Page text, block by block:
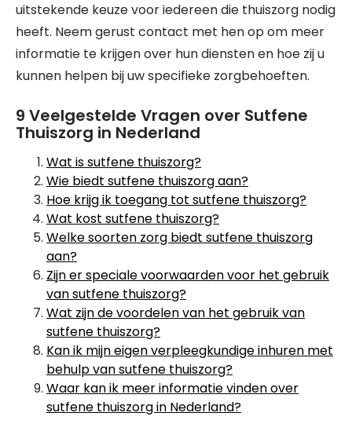
uitstekende keuze voor iedereen die thuiszorg nodig
heeft. Neem gerust contact met hen op om meer
informatie te krijgen over hun diensten en hoe zij u
kunnen helpen bij uw specifieke zorgbehoeften.
9 Veelgestelde Vragen over Sutfene
Thuiszorg in Nederland
Wat is sutfene thuiszorg?
Wie biedt sutfene thuiszorg aan?
Hoe krijg ik toegang tot sutfene thuiszorg?
Wat kost sutfene thuiszorg?
Welke soorten zorg biedt sutfene thuiszorg
aan?
Zijn er speciale voorwaarden voor het gebruik
van sutfene thuiszorg?
Wat zijn de voordelen van het gebruik van
sutfene thuiszorg?
Kan ik mijn eigen verpleegkundige inhuren met
behulp van sutfene thuiszorg?
Waar kan ik meer informatie vinden over
sutfene thuiszorg in Nederland?